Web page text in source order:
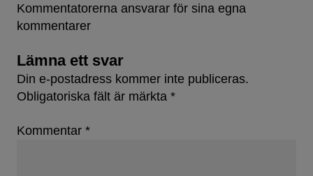
Kommentatorerna ansvarar för sina egna
kommentarer
Lämna ett svar
Din e-postadress kommer inte publiceras.
Obligatoriska fält är märkta *
Kommentar *